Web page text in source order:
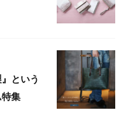
という
集